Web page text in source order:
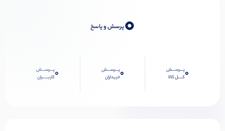
0پرسش و پاسخ
0پـــرســـش
کــــل کالا
0پـــرســـش
خریداران
0پـــرســـش
کاربـــــران